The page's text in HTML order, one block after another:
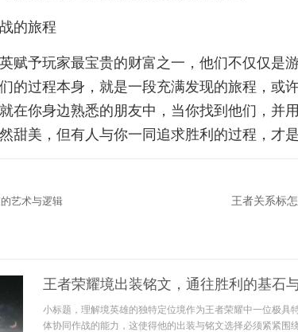
的旅程
赋予玩家最宝贵的财富之一，他们不仅仅是
的过程本身，就是一段充满发现的旅程，或
在你身边熟悉的朋友中，当你找到他们，并
甜美，但有人与你一同追求胜利的过程，才
艺术与逻辑 王者关系标
王者荣耀境出装铭文，通往胜利的基石
小标题，理解境英雄的独特定位境作为王者荣耀中一位极具
体协同作战的能力，这使得他的出装与铭文选择必须紧紧围